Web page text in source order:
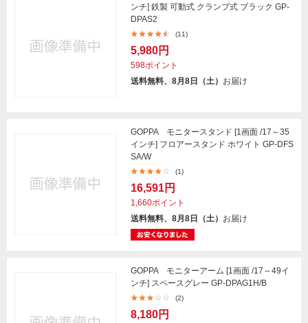
ンチ] 鉄製 可動式 クランプ式 ブラック GP-
DPAS2
(11)
5,980円
598ポイント
送料無料、8月8日（土） お届け
GOPPA モニタースタンド [1画面 /17～35
インチ] フロアースタンド ホワイト GP-DFS
SA/W
(1)
16,591円
1,660ポイント
送料無料、8月8日（土） お届け
GOPPA モニターアーム [1画面 /17～49イ
ンチ] スペースグレー GP-DPAG1H/B
(2)
8,180円